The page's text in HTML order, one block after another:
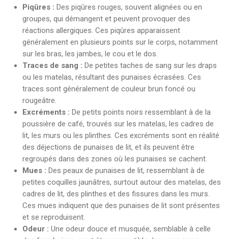
Piqûres : Des piqûres rouges, souvent alignées ou en
groupes, qui démangent et peuvent provoquer des
réactions allergiques. Ces piqûres apparaissent
généralement en plusieurs points sur le corps, notamment
sur les bras, les jambes, le cou et le dos.
Traces de sang : De petites taches de sang sur les draps
ou les matelas, résultant des punaises écrasées. Ces
traces sont généralement de couleur brun foncé ou
rougeâtre.
Excréments : De petits points noirs ressemblant à de la
poussière de café, trouvés sur les matelas, les cadres de
lit, les murs ou les plinthes. Ces excréments sont en réalité
des déjections de punaises de lit, et ils peuvent être
regroupés dans des zones où les punaises se cachent.
Mues : Des peaux de punaises de lit, ressemblant à de
petites coquilles jaunâtres, surtout autour des matelas, des
cadres de lit, des plinthes et des fissures dans les murs.
Ces mues indiquent que des punaises de lit sont présentes
et se reproduisent.
Odeur : Une odeur douce et musquée, semblable à celle